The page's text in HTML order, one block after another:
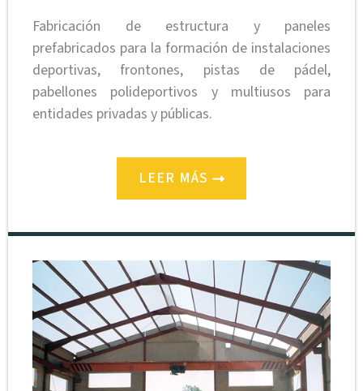
Fabricación de estructura y paneles
prefabricados para la formación de instalaciones
deportivas, frontones, pistas de pádel,
pabellones polideportivos y multiusos para
entidades privadas y públicas.
LEER MÁS